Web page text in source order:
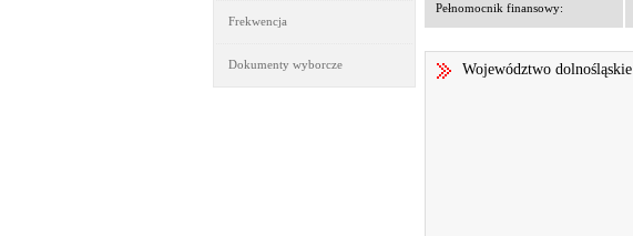
Frekwencja
Dokumenty wyborcze
Pełnomocnik finansowy:
Województwo dolnośląskie